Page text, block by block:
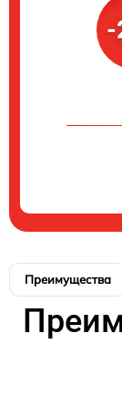
-
Преимущества